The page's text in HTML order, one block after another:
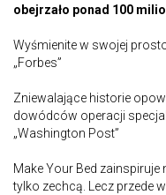
obejrzało ponad 100
Wyśmienite w swojej
„Forbes”
Zniewalające historie
dowódców operacji
„Washington Post”
Make Your Bed zainspiruje
tylko zechcą. Lecz przede